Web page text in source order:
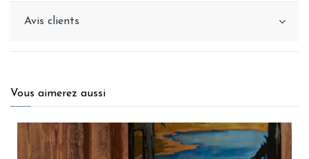
Avis clients
Vous aimerez aussi